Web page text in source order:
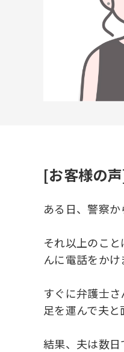
[お客様の
ある日、警察
それ以上のこ
んに電話をかけ
すぐに弁護士
足を運んで夫
結果、夫は数日